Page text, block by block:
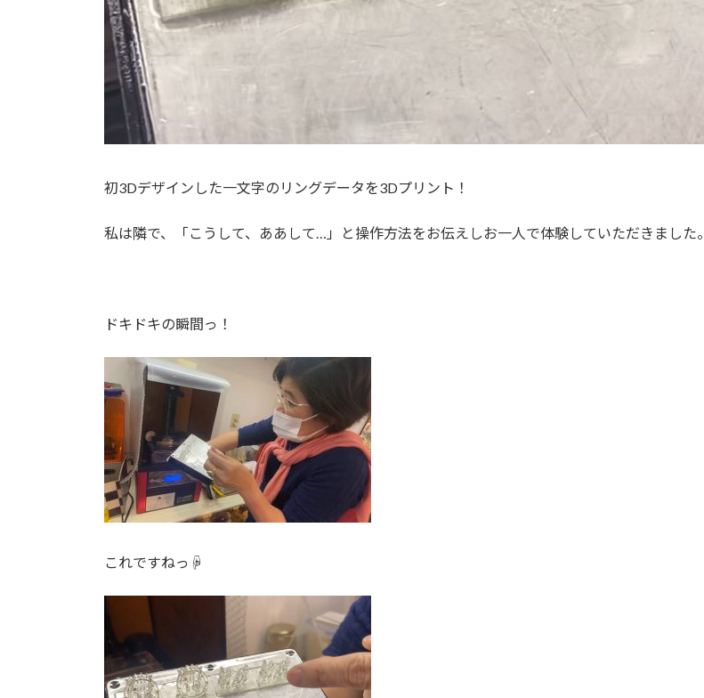
初3Dデザインした一文字のリングデータを3Dプリント！
私は隣で、「こうして、ああして…」と操作方法をお伝えしお一人で体験していただきました。
ドキドキの瞬間っ！
これですねっ☟